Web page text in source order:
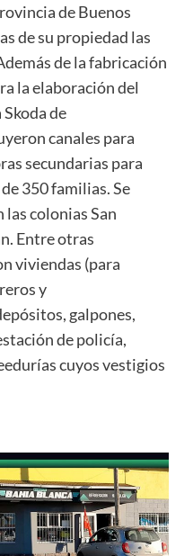
de Buenos
de su propiedad las
de la fabricación
la elaboración del
de
canales para
secundarias para
350 familias. Se
colonias San
Entre otras
viviendas (para
y
galpones,
de policía,
cuyos vestigios